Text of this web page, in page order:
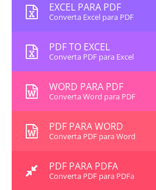
EXCEL PARA PDF
Converta Excel para PDF
PDF TO EXCEL
Converta PDF para Excel
WORD PARA PDF
Converta Word para PDF
PDF PARA WORD
Converta PDF para Word
PDF PARA PDFA
Converta PDF para PDFa